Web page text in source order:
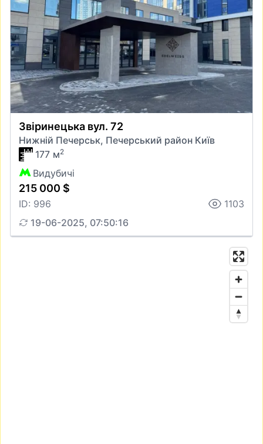
Звіринецька вул. 72
Нижній Печерськ, Печерський район Київ
177 м2
Видубичі
215 000 $
ID: 996
1103
19-06-2025, 07:50:16